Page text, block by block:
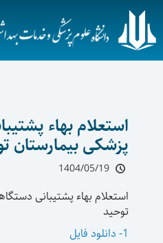
استعلام بهاء
پزشکی بیمارستان
استعلام بهاء پشتیبانی
توحید
1- دانلود فایل